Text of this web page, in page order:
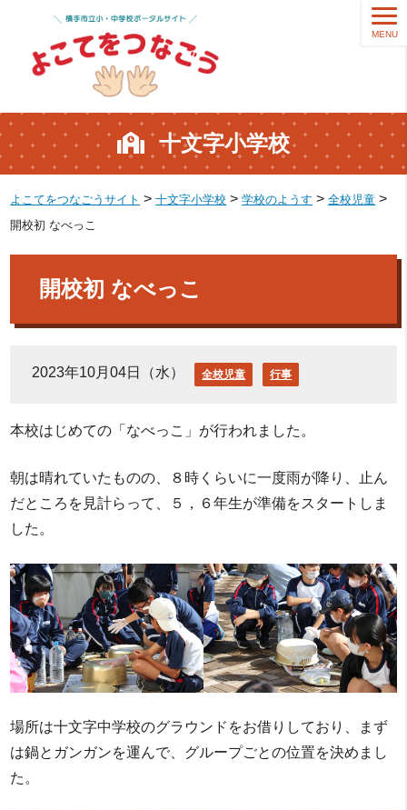
十文字小学校
MENU
よこてをつなごうサイト >十文字小学校 >学校のようす >全校児童 >
開校初 なべっこ
開校初 なべっこ
2023年10月04日（水） 全校児童 行事
本校はじめての「なべっこ」が行われました。
朝は晴れていたものの、８時くらいに一度雨が降り、止ん
だところを見計らって、５，６年生が準備をスタートしま
した。
場所は十文字中学校のグラウンドをお借りしており、まず
は鍋とガンガンを運んで、グループごとの位置を決めまし
た。